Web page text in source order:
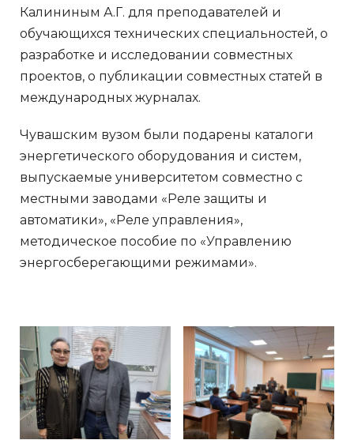
Калининым А.Г. для преподавателей и
обучающихся технических специальностей, о
разработке и исследовании совместных
проектов, о публикации совместных статей в
международных журналах.
Чувашским вузом были подарены каталоги
энергетического оборудования и систем,
выпускаемые университетом совместно с
местными заводами «Реле защиты и
автоматики», «Реле управления»,
методическое пособие по «Управлению
энергосберегающими режимами».